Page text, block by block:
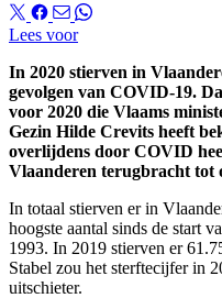
Lees voor
In 2020 stierven in
gevolgen van COVID-19.
voor 2020 die Vlaams
Gezin Hilde Crevits heeft
overlijdens door COVID
Vlaanderen terugbracht tot
In totaal stierven er in
hoogste aantal sinds de start
1993. In 2019 stierven er
Stabel zou het sterftecijfer in
uitschieter.